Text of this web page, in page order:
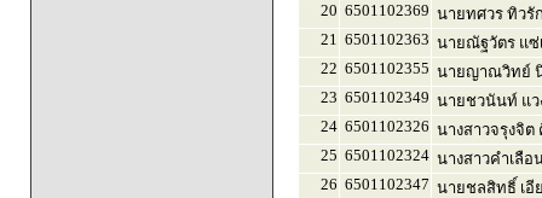
20 6501102369 นายทศวร ทิวรั
21 6501102363 นายณัฐวัตร แซ่
22 6501102355 นายญาณวิทย์
23 6501102349 นายชวนันท์ แว
24 6501102326 นางสาวจรุงจิ
25 6501102324 นางสาวคำเลือ
26 6501102347 นายชลสิทธิ์ เอี